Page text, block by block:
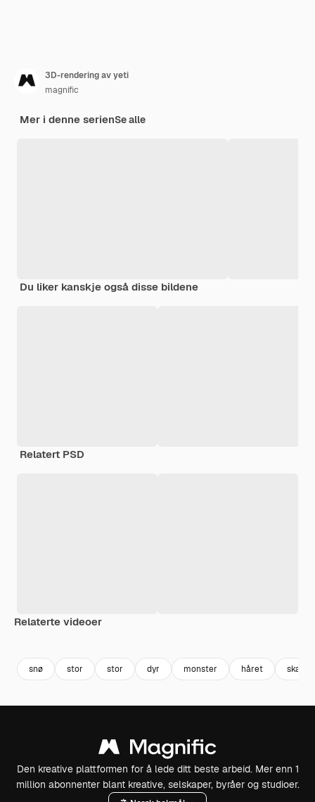
3D-rendering av yeti
magnific
Mer i denne serienSe alle
Du liker kanskje også disse bildene
Relatert PSD
Relaterte videoer
snø stor stor dyr monster håret
Den kreative plattformen for å lede ditt beste arbeid. Mer enn 1
million abonnenter blant kreative, selskaper, byråer og studioer.